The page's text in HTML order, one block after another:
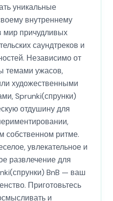
уникальные
внутреннему
мир причудливых
саундтреков и
Независимо от
темами ужасов,
художественными
Sprunki(спрунки)
отдушину для
собственном ритме.
увлекательное и
развлечение для
BnB — ваш
Приготовьтесь
и